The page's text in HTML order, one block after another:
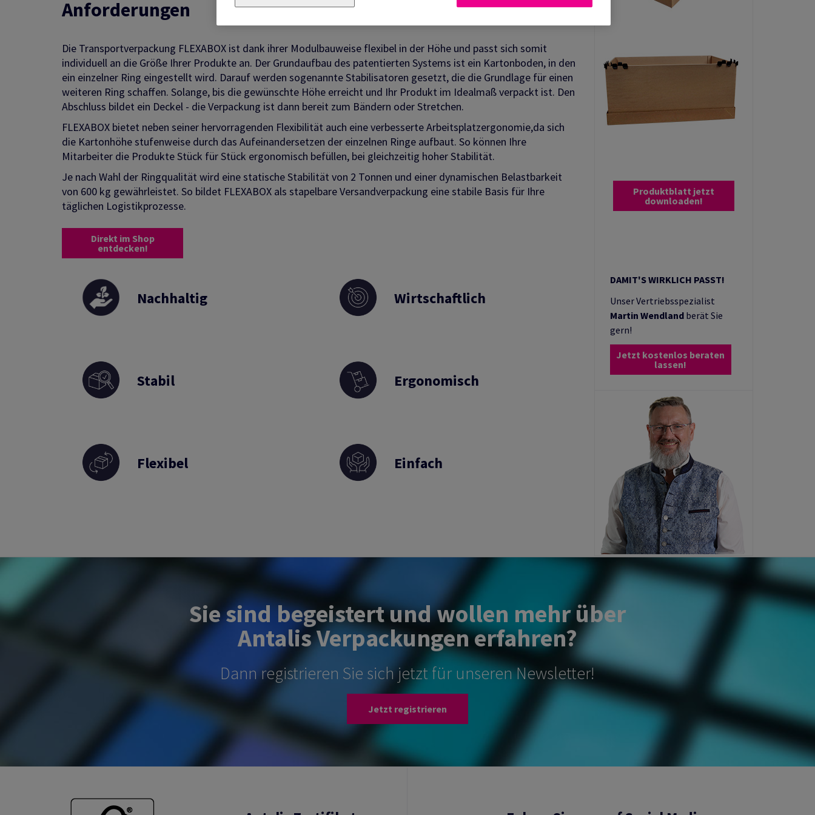
Anforderungen
Die Transportverpackung FLEXABOX ist dank ihrer Modulbauweise flexibel in der Höhe und passt sich somit
individuell an die Größe Ihrer Produkte an. Der Grundaufbau des patentierten Systems ist ein Kartonboden, in den
ein einzelner Ring eingestellt wird. Darauf werden sogenannte Stabilisatoren gesetzt, die die Grundlage für einen
weiteren Ring schaffen. Solange, bis die gewünschte Höhe erreicht und Ihr Produkt im Idealmaß verpackt ist. Den
Abschluss bildet ein Deckel - die Verpackung ist dann bereit zum Bändern oder Stretchen.
FLEXABOX bietet neben seiner hervorragenden Flexibilität auch eine verbesserte Arbeitsplatzergonomie,da sich
die Kartonhöhe stufenweise durch das Aufeinandersetzen der einzelnen Ringe aufbaut. So können Ihre
Mitarbeiter die Produkte Stück für Stück ergonomisch befüllen, bei gleichzeitig hoher Stabilität.
Je nach Wahl der Ringqualität wird eine statische Stabilität von 2 Tonnen und einer dynamischen Belastbarkeit
von 600 kg gewährleistet. So bildet FLEXABOX als stapelbare Versandverpackung eine stabile Basis für Ihre
täglichen Logistikprozesse.
Direkt im Shop
entdecken!
Nachhaltig Wirtschaftlich
Stabil Ergonomisch
Flexibel Einfach
Produktblatt jetzt
downloaden!
DAMIT'S WIRKLICH PASST!
UnserVertriebsspezialist
Martin Wendlandberät Sie
gern!
Jetzt kostenlos beraten
lassen!
Sie sind begeistert und wollen mehr über
Antalis Verpackungen erfahren?
Dann registrieren Sie sich jetzt für unseren Newsletter!
Jetzt registrieren